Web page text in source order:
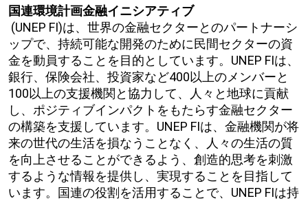
国連環境計画金融イニシアティブ
(UNEP FI)は、世界の金融セクターとのパートナーシ
ップで、持続可能な開発のために民間セクターの資
金を動員することを目的としています。UNEP FIは、
銀行、保険会社、投資家など400以上のメンバーと
100以上の支援機関と協力して、人々と地球に貢献
し、ポジティブインパクトをもたらす金融セクター
の構築を支援しています。UNEP FIは、金融機関が将
来の世代の生活を損なうことなく、人々の生活の質
を向上させることができるよう、創造的思考を刺激
するような情報を提供し、実現することを目指して
います。国連の役割を活用することで、UNEP FIは持